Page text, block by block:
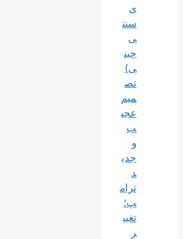
ی
سنت
ی
چین
ی)
تص
میم
عجی
ب
جدی
د
ترام
پ؛
تغیی
ر